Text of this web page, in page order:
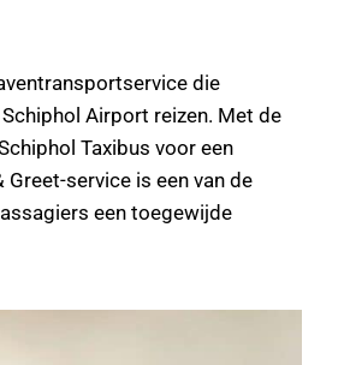
die
Airport reizen. Met de
Taxibus voor een
service is een van de
een toegewijde